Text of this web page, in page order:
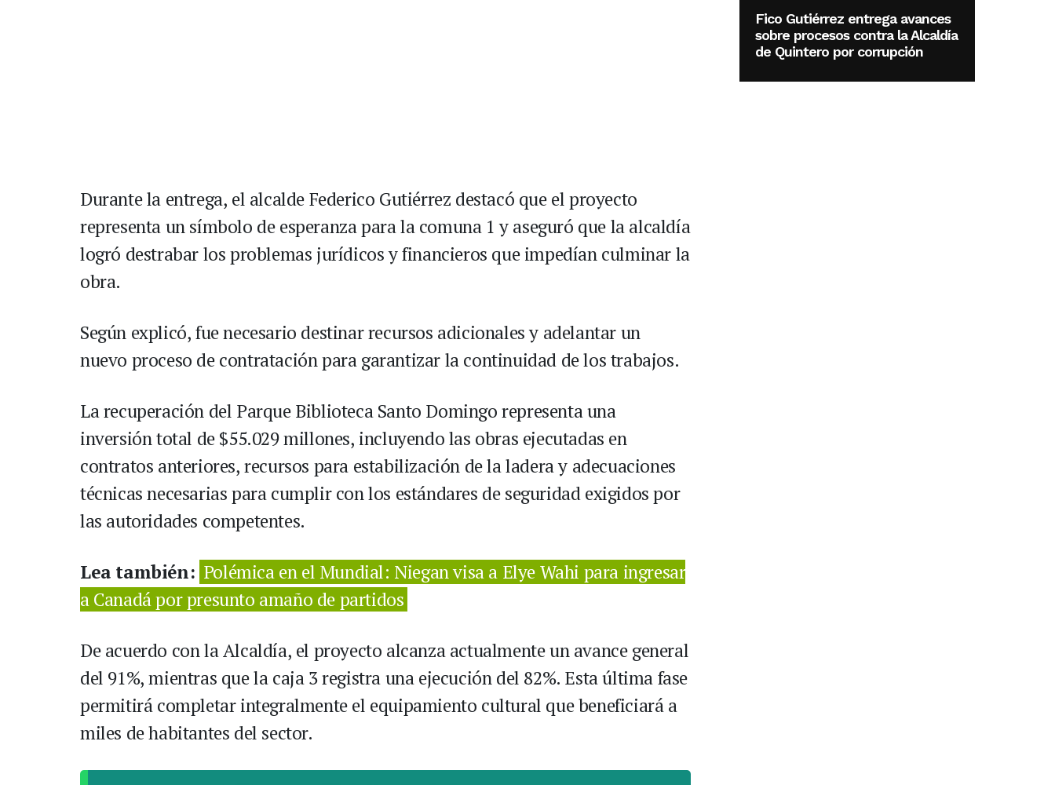
Durante la entrega, el alcalde Federico Gutiérrez destacó que el proyecto
representa un símbolo de esperanza para la comuna 1 y aseguró que la alcaldía
logró destrabar los problemas jurídicos y financieros que impedían culminar la
obra.
Según explicó, fue necesario destinar recursos adicionales y adelantar un
nuevo proceso de contratación para garantizar la continuidad de los trabajos.
La recuperación del Parque Biblioteca Santo Domingo representa una
inversión total de $55.029 millones, incluyendo las obras ejecutadas en
contratos anteriores, recursos para estabilización de la ladera y adecuaciones
técnicas necesarias para cumplir con los estándares de seguridad exigidos por
las autoridades competentes.
Lea también: Polémica en el Mundial: Niegan visa a Elye Wahi para ingresar
a Canadá por presunto amaño de partidos
De acuerdo con la Alcaldía, el proyecto alcanza actualmente un avance general
del 91%, mientras que la caja 3 registra una ejecución del 82%. Esta última fase
permitirá completar integralmente el equipamiento cultural que beneficiará a
miles de habitantes del sector.
Fico Gutiérrez entrega avances
sobre procesos contra la Alcaldía
de Quintero por corrupción